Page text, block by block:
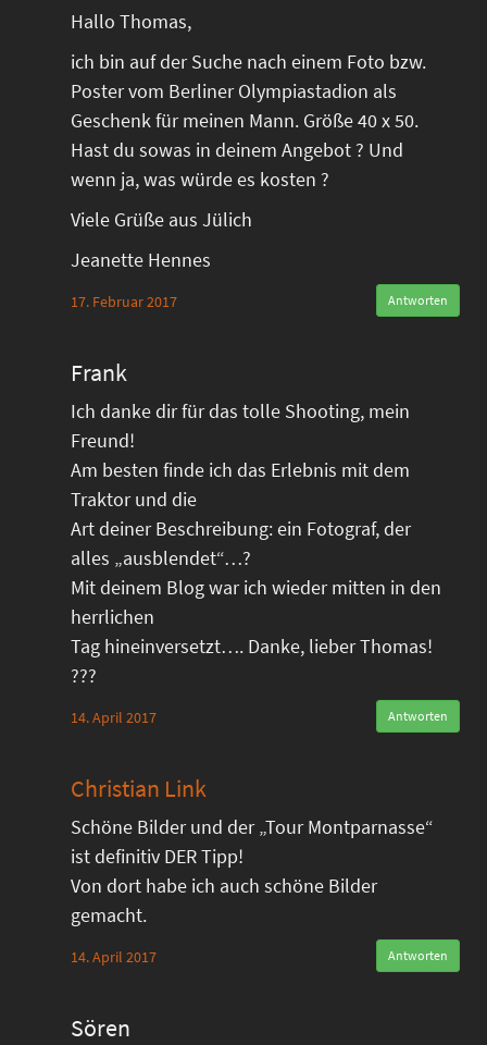
Hallo Thomas,
ich bin auf der Suche nach einem Foto bzw.
Poster vom Berliner Olympiastadion als
Geschenk für meinen Mann. Größe 40 x 50.
Hast du sowas in deinem Angebot ? Und
wenn ja, was würde es kosten ?
Viele Grüße aus Jülich
Jeanette Hennes
17. Februar 2017 Antworten
Frank
Ich danke dir für das tolle Shooting, mein
Freund!
Am besten finde ich das Erlebnis mit dem
Traktor und die
Art deiner Beschreibung: ein Fotograf, der
alles „ausblendet“…?
Mit deinem Blog war ich wieder mitten in den
herrlichen
Tag hineinversetzt…. Danke, lieber Thomas!
???
14. April 2017 Antworten
Christian Link
Schöne Bilder und der „Tour Montparnasse“
ist definitiv DER Tipp!
Von dort habe ich auch schöne Bilder
gemacht.
14. April 2017 Antworten
Sören